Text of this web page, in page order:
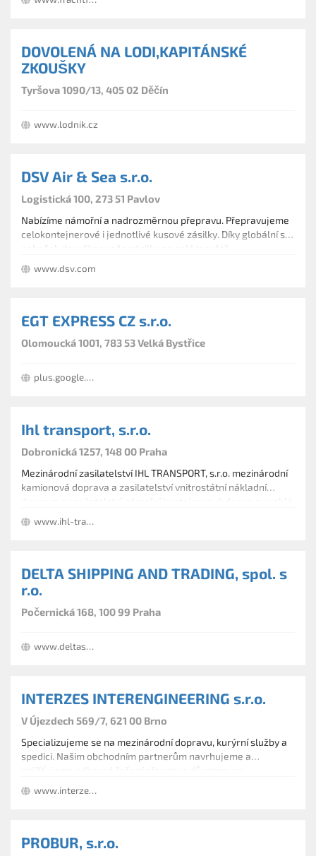
DOVOLENÁ NA LODI,KAPITÁNSKÉ
ZKOUŠKY
Tyršova 1090/13, 405 02 Děčín
www.lodnik.cz
DSV Air & Sea s.r.o.
Logistická 100, 273 51 Pavlov
Nabízíme námořní a nadrozměrnou přepravu. Přepravujeme
celokontejnerové i jednotlivé kusové zásilky. Díky globální síti
www.dsv.com
EGT EXPRESS CZ s.r.o.
Olomoucká 1001, 783 53 Velká Bystřice
plus.google.com/+EGTCZ
Ihl transport, s.r.o.
Dobronická 1257, 148 00 Praha
Mezinárodní zasilatelství IHL TRANSPORT, s.r.o. mezinárodní
kamionová doprava a zasilatelství vnitrostátní nákladní
sběrná služba kusových zásilek vozy IVECO
www.ihl-transport.cz
DELTA SHIPPING AND TRADING, spol. s
r.o.
Počernická 168, 100 99 Praha
www.deltashipping.cz
INTERZES INTERENGINEERING s.r.o.
V Újezdech 569/7, 621 00 Brno
Specializujeme se na mezinárodní dopravu, kurýrní služby a
spedici. Našim obchodním partnerům navrhujeme a
zajišťujeme odborná řešení přeprav s důrazem na
nadstandardní komunikaci a pečlivost při poskytování služeb.
www.interzes.cz
PROBUR, s.r.o.